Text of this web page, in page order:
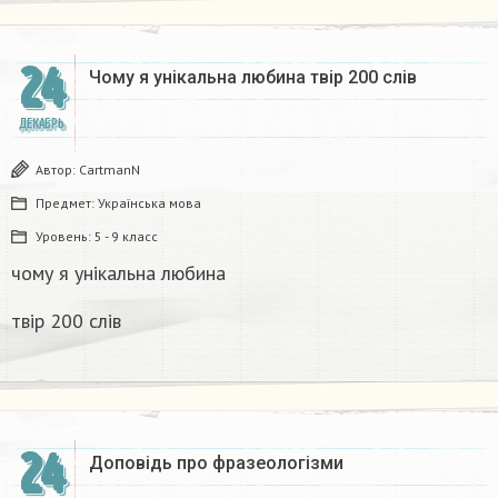
24
ДЕКАБРЬ
Чому я унікальна любина твір 200 слів
Автор: CartmanN
Предмет: Українська мова
Уровень: 5 - 9 класс
чому я унікальна любина
твір 200 слів
24 Доповідь про фразеологізми ​